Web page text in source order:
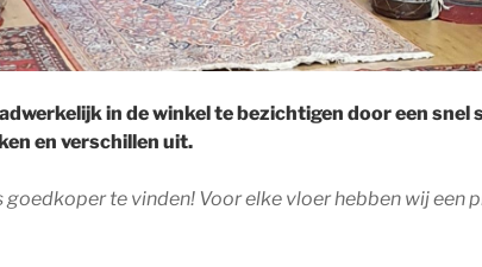
in de winkel te bezichtigen door een snel
en verschillen uit.
goedkoper te vinden! Voor elke vloer hebben wij een